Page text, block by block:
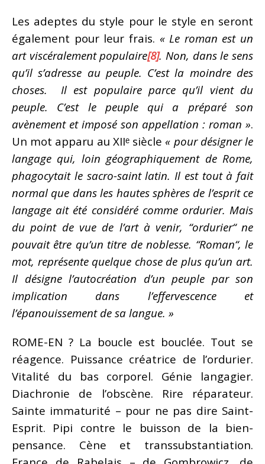
Les adeptes du style pour le style en seront
également pour leur frais. « Le roman est un
art viscéralement populaire[8]. Non, dans le sens
qu’il s’adresse au peuple. C’est la moindre des
choses. Il est populaire parce qu’il vient du
peuple. C’est le peuple qui a préparé son
avènement et imposé son appellation : roman ».
Un mot apparu au XIIᵉ siècle « pour désigner le
langage qui, loin géographiquement de Rome,
phagocytait le sacro-saint latin. Il est tout à fait
normal que dans les hautes sphères de l’esprit ce
langage ait été considéré comme ordurier. Mais
du point de vue de l’art à venir, “ordurier“ ne
pouvait être qu’un titre de noblesse. “Roman“, le
mot, représente quelque chose de plus qu’un art.
Il désigne l’autocréation d’un peuple par son
implication dans l’effervescence et
l’épanouissement de sa langue. »
ROME-EN ? La boucle est bouclée. Tout se
réagence. Puissance créatrice de l’ordurier.
Vitalité du bas corporel. Génie langagier.
Diachronie de l’obscène. Rire réparateur.
Sainte immaturité – pour ne pas dire Saint-
Esprit. Pipi contre le buisson de la bien-
pensance. Cène et transsubstantiation.